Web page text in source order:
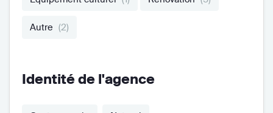
Autre (2)
Identité de l'agence